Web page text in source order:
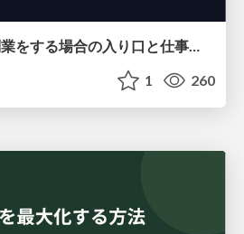
エンジニアがAIで副業をする場合の入り口と仕事について調べてみた
1 260